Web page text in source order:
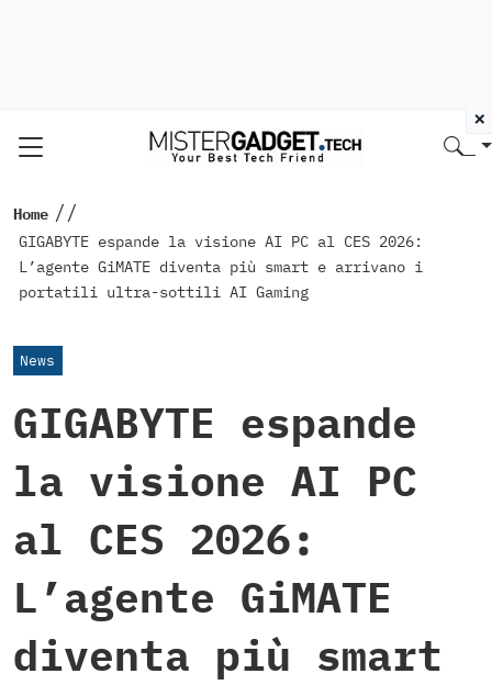
Home //
GIGABYTE espande la visione AI PC al CES 2026:
L’agente GiMATE diventa più smart e arrivano i
portatili ultra-sottili AI Gaming
News
GIGABYTE espande
la visione AI PC
al CES 2026:
L’agente GiMATE
diventa più smart
×